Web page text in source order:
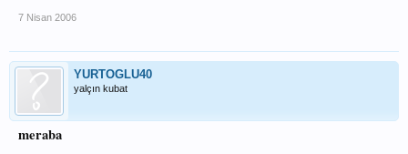
7 Nisan 2006
YURTOGLU40
yalçın kubat
meraba